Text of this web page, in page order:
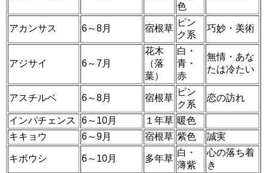
色
アカンサス 6～8月 宿根草
ピン
ク系
巧妙・美術
アジサイ 6～7月
花木
（落
葉）
白・
青・
赤
無情・あな
たは冷たい
アスチルベ 6～8月 宿根草
ピン
ク系
恋の訪れ
インパチェンス 6～10月 １年草 暖色
キキョウ
6～9月 宿根草 紫色 誠実
キボウシ 6～10月 多年草
白・
薄紫
心の落ち着
き